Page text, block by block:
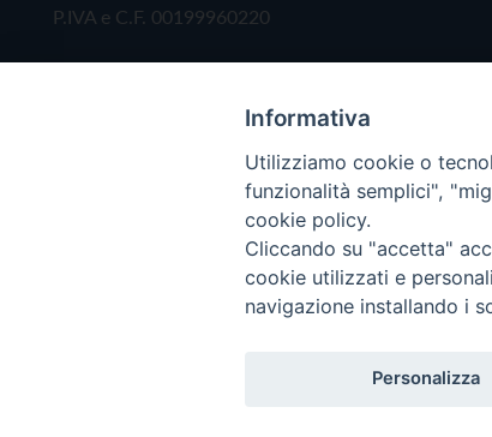
P.IVA e C.F. 00199960220
Copyright © 2019 - Tutti i diritti riservati -
Informativa
Utilizziamo cookie o
funzionalità semplici",
cookie policy.
Cliccando su "accetta"
cookie utilizzati e
navigazione installando i
Personalizza